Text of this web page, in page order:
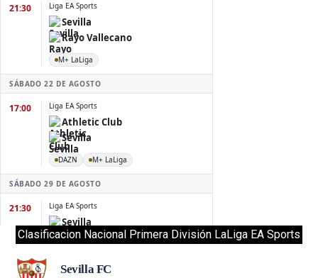
Clasificacion Nacional Primera División LaLiga EA Sports